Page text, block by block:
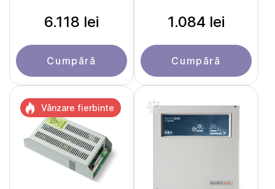
6.118 lei
Cumpără
1.084 lei
Cumpără
Vânzare fierbinte